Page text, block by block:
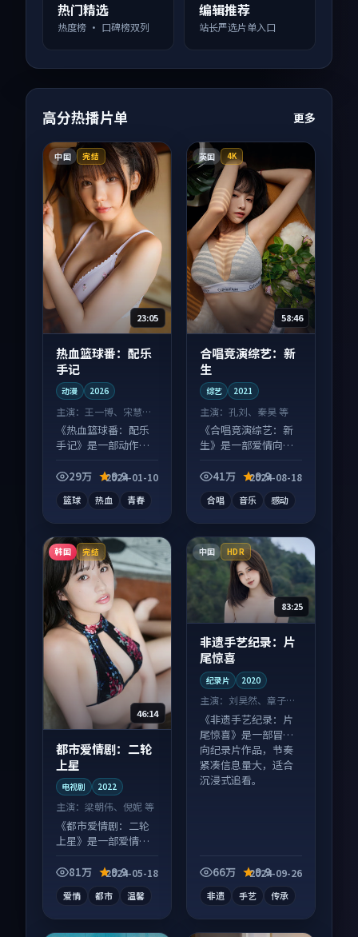
热门精选
热度榜 · 口碑榜双列
编辑推荐
站长严选片单入口
高分热播片单 更多
中国 完结
23:05
热血篮球番：配乐
手记
动漫 2026
主演： 王一博、宋慧乔
等
《热血篮球番：配乐
手记》是一部动作向
信息量大，适合沉浸
29万 9.9
2024-01-10
篮球 热血 青春
英国 4K
58:46
合唱竞演综艺：新
生
综艺 2021
主演：孔刘、秦昊 等
《合唱竞演综艺：新
生》是一部爱情向综
线，配乐与镜头配合
41万 9.9
2024-08-18
合唱 音乐 感动
韩国 完结
46:14
都市爱情剧：二轮
上星
电视剧 2022
主演： 梁朝伟、倪妮 等
《都市爱情剧：二轮
上星》是一部爱情向
成长为内核，情感戏
81万 9.9
2024-05-18
爱情 都市 温馨
中国 HDR
83:25
非遗手艺纪录：片
尾惊喜
纪录片 2020
主演： 刘昊然、章子怡
等
《非遗手艺纪录：片
尾惊喜》是一部冒险
向纪录片作品，节奏
紧凑信息量大，适合
沉浸式追看。
66万 9.9
2024-09-26
非遗 手艺 传承